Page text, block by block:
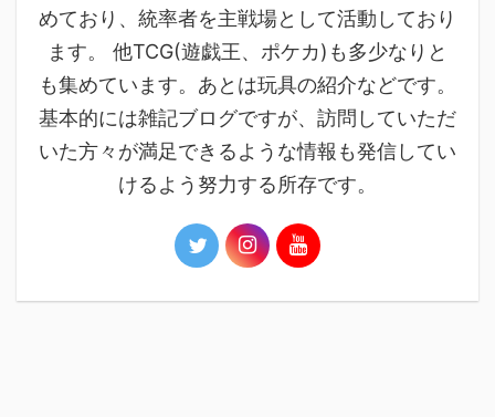
めており、統率者を主戦場として活動しており
ます。 他TCG(遊戯王、ポケカ)も多少なりと
も集めています。あとは玩具の紹介などです。
基本的には雑記ブログですが、訪問していただ
いた方々が満足できるような情報も発信してい
けるよう努力する所存です。